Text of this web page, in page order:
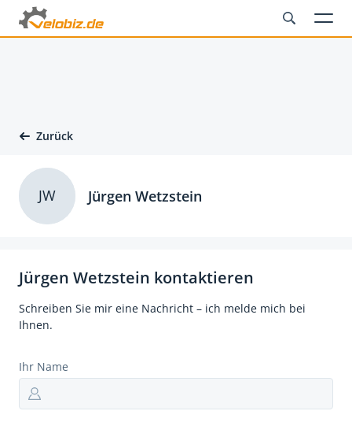
Zurück
Jürgen Wetzstein kontaktieren
Schreiben Sie mir eine Nachricht – ich melde mich bei
Ihnen.
Ihr Name
JW Jürgen Wetzstein